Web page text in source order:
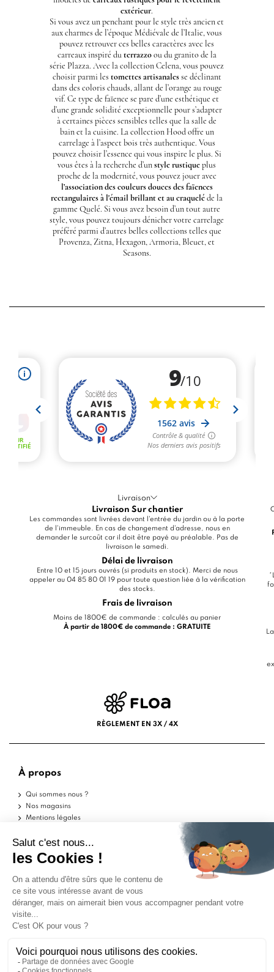
extérieur.
Si vous avez un penchant pour le style très ancien et
aux charmes de l’époque Médiévale de l’Italie, vous
pouvez retrouver ces belles caractères avec les
carreaux inspiré duterrazzoou du granito de la
série Plazza. Avec lacollection Celena, vous pouvez
choisir parmi les tomettes artisanalesse déclinant
dans des coloris chauds, allant de l’orange au rouge
vif. Ce type de faïence se pare d’une esthétique et
d’une grande solidité exceptionnelle pour s’adapter
à certaines pièces sensibles telles que la salle de
bain et la cuisine. La collection Hoodoffre un
carrelage à l’aspect bois très authentique. Vous
pouvez choisir l’essence qui vous inspire le plus. Si
vous êtes à la recherche d’unstyle rustiqueplus
proche de la modernité, vous pouvez jouer avec
l’association des couleurs douces des faïences
rectangulaires à l'émail brillant et au craqueléde la
gammeQuelé. Si vous avez besoin d’un tout autre
style, vous pouvez toujours dénicher votre carrelage
préféré parmi d’autres belles collections telles que
Provenza, Zitna, Hexagon, Armoria, Bleuet, et
Seasons.
Livraison
Livraison Sur chantier
Les commandes sont livrées devant l'entrée du jardin ou à la porte
de l'immeuble. En cas de changement d'adresse, nous en
demander le surcoût car il doit être payé au préalable. Pas de
livraison le samedi.
Délai de livraison
Entre 10 et 15 jours ouvrés (si produits en stock). Merci de nous
appeler au 04 85 80 01 19 pour toute question liée à la vérification
des stocks.
Frais de livraison
Moins de 1800€ de commande : calculés au panier
À partir de 1800€ de commande : GRATUITE
RÈGLEMENT EN 3X / 4X
À propos
Qui sommes nous ?
Nos magasins
Mentions légales
Politique de confidentialité
Aide
Echantillons
Livraisons
Retours
FAQ
Contactez-nous
Marchand approuvé par la Société des Avis Garantis,
cliquez ici pour vérifier.